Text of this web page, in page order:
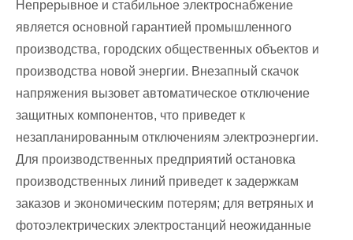
Непрерывное и стабильное электроснабжение
является основной гарантией промышленного
производства, городских общественных объектов и
производства новой энергии. Внезапный скачок
напряжения вызовет автоматическое отключение
защитных компонентов, что приведет к
незапланированным отключениям электроэнергии.
Для производственных предприятий остановка
производственных линий приведет к задержкам
заказов и экономическим потерям; для ветряных и
фотоэлектрических электростанций неожиданные